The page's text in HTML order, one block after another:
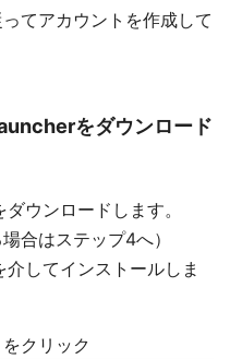
てアカウントを作成して
をダウンロード
ウンロードします。
合はステップ4へ）
してインストールしま
クリック